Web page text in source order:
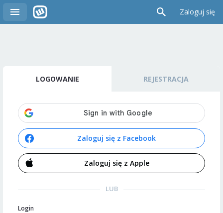
Zaloguj się
LOGOWANIE REJESTRACJA
Zaloguj się z Facebook
Zaloguj się z Apple
LUB
Login